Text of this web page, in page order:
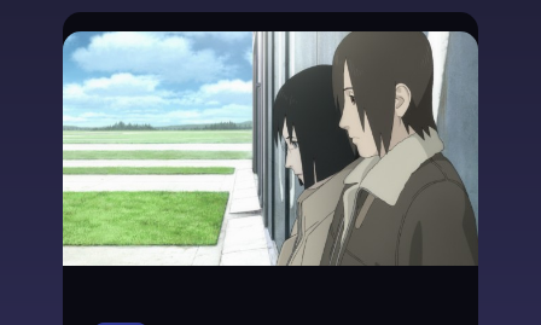
的
童
话
—
《
今
、
そ
こ